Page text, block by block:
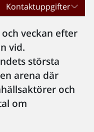
Kontaktuppgifter
veckan efter
vid.
största
arena där
och
om